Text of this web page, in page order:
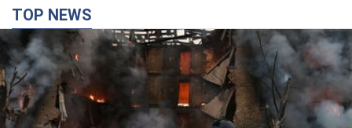
TOP NEWS